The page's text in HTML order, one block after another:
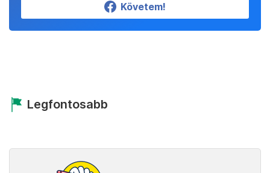
Követem!
Legfontosabb